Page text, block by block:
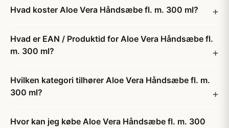
Hvad koster Aloe Vera Håndsæbe fl. m. 300 ml?
Hvad er EAN / Produktid for Aloe Vera Håndsæbe fl.
m. 300 ml?
Hvilken kategori tilhører Aloe Vera Håndsæbe fl. m.
300 ml?
Hvor kan jeg købe Aloe Vera Håndsæbe fl. m. 300